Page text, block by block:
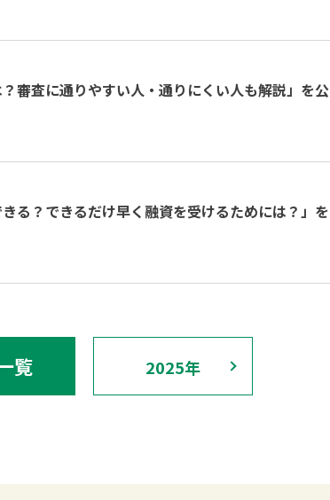
審査に通りやすい人・通りにくい人も解説」を公
る？できるだけ早く融資を受けるためには？」を
覧 2025年